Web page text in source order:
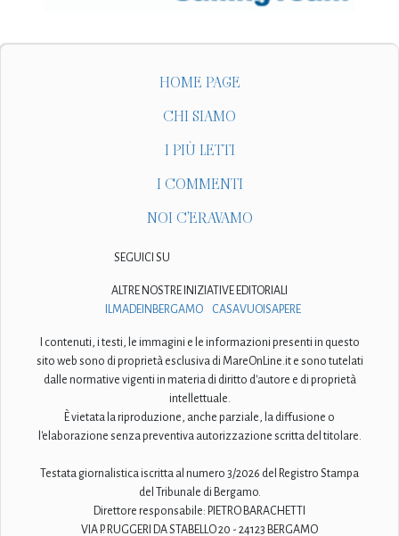
HOME PAGE
CHI SIAMO
I PIÙ LETTI
I COMMENTI
NOI C'ERAVAMO
SEGUICI SU
ALTRE NOSTRE INIZIATIVE EDITORIALI
ILMADEINBERGAMO
CASAVUOISAPERE
I contenuti, i testi, le immagini e le informazioni presenti in questo
sito web sono di proprietà esclusiva di MareOnLine.it e sono tutelati
dalle normative vigenti in materia di diritto d'autore e di proprietà
intellettuale.
È vietata la riproduzione, anche parziale, la diffusione o
l'elaborazione senza preventiva autorizzazione scritta del titolare.
Testata giornalistica iscritta al numero 3/2026 del Registro Stampa
del Tribunale di Bergamo.
Direttore responsabile: PIETRO BARACHETTI
VIA P. RUGGERI DA STABELLO 20 - 24123 BERGAMO